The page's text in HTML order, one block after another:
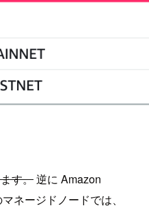
す。逆に Amazon
ネージドノードでは、